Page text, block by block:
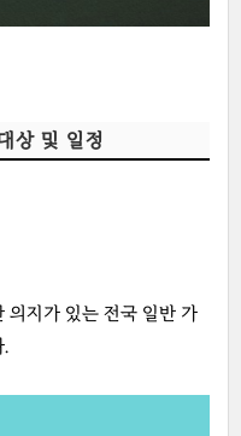
상 및 일정
의지가 있는 전국 일반 가
.